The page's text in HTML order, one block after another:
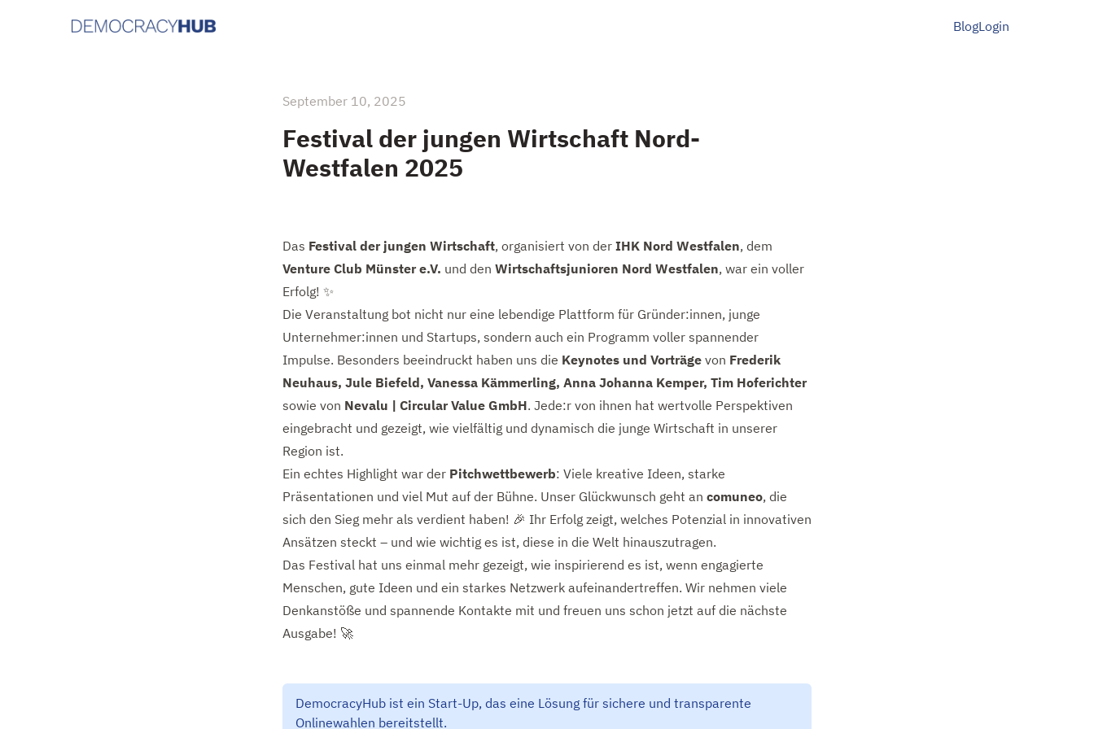
BlogLogin
September 10, 2025
Festival der jungen Wirtschaft Nord-
Westfalen 2025
Das Festival der jungen Wirtschaft, organisiert von der IHK Nord Westfalen, dem
Venture Club Münster e.V. und den Wirtschaftsjunioren Nord Westfalen, war ein voller
Erfolg! ✨
Die Veranstaltung bot nicht nur eine lebendige Plattform für Gründer:innen, junge
Unternehmer:innen und Startups, sondern auch ein Programm voller spannender
Impulse. Besonders beeindruckt haben uns die Keynotes und Vorträge von Frederik
Neuhaus, Jule Biefeld, Vanessa Kämmerling, Anna Johanna Kemper, Tim Hoferichter
sowie von Nevalu | Circular Value GmbH. Jede:r von ihnen hat wertvolle Perspektiven
eingebracht und gezeigt, wie vielfältig und dynamisch die junge Wirtschaft in unserer
Region ist.
Ein echtes Highlight war der Pitchwettbewerb: Viele kreative Ideen, starke
Präsentationen und viel Mut auf der Bühne. Unser Glückwunsch geht an comuneo, die
sich den Sieg mehr als verdient haben! 🎉 Ihr Erfolg zeigt, welches Potenzial in innovativen
Ansätzen steckt – und wie wichtig es ist, diese in die Welt hinauszutragen.
Das Festival hat uns einmal mehr gezeigt, wie inspirierend es ist, wenn engagierte
Menschen, gute Ideen und ein starkes Netzwerk aufeinandertreffen. Wir nehmen viele
Denkanstöße und spannende Kontakte mit und freuen uns schon jetzt auf die nächste
Ausgabe! 🚀
DemocracyHub ist ein Start-Up, das eine Lösung für sichere und transparente
Onlinewahlen bereitstellt.